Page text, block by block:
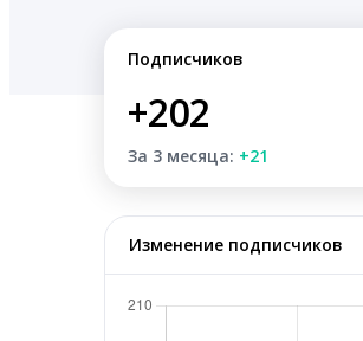
Подписчиков
+202
За 3 месяца: +21
Изменение подписчиков